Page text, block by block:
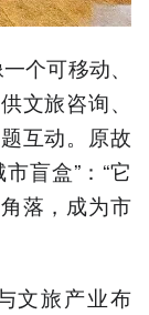
个可移动、
文旅咨询、
互动。原故
盲盒”：“它
落，成为市
文旅产业布